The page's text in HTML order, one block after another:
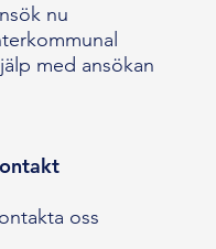
nu
med ansökan
oss